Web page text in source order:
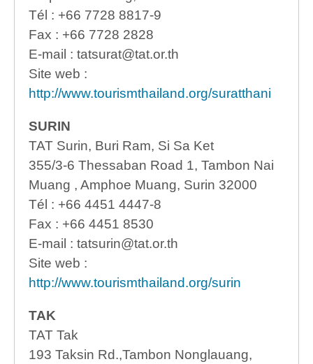
Tél : +66 7728 8817-9
Fax : +66 7728 2828
E-mail : tatsurat@tat.or.th
Site web :
http://www.tourismthailand.org/suratthani
SURIN
TAT Surin, Buri Ram, Si Sa Ket
355/3-6 Thessaban Road 1, Tambon Nai
Muang , Amphoe Muang, Surin 32000
Tél : +66 4451 4447-8
Fax : +66 4451 8530
E-mail : tatsurin@tat.or.th
Site web :
http://www.tourismthailand.org/surin
TAK
TAT Tak
193 Taksin Rd.,Tambon Nonglauang,